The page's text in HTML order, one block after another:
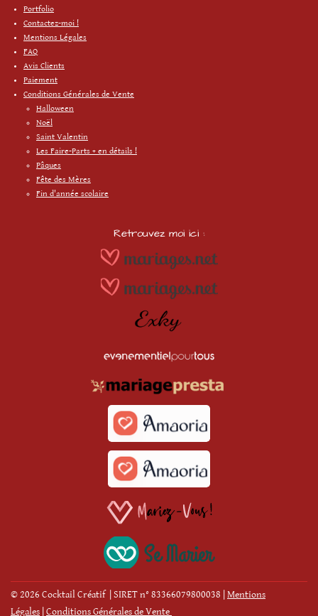
Portfolio
Contactez-moi !
Mentions Légales
FAQ
Avis Clients
Paiement
Conditions Générales de Vente
Halloween
Noël
Saint Valentin
Les Faire-Parts + en détails !
Pâques
Fête des Mères
Fin d'année scolaire
Retrouvez moi ici :
© 2026 Cocktail Créatif | SIRET n° 83366079800038 | Mentions
Légales | Conditions Générales de Vente